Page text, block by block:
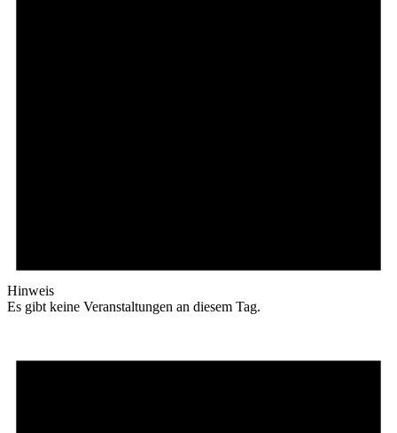
Hinweis
Es gibt keine Veranstaltungen an diesem Tag.